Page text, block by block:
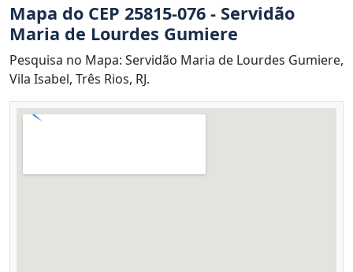
Mapa do CEP 25815-076 - Servidão
Maria de Lourdes Gumiere
Pesquisa no Mapa: Servidão Maria de Lourdes Gumiere,
Vila Isabel, Três Rios, RJ.